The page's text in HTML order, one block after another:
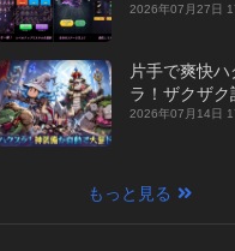
ホゲームをま
2026年07月27日
片手で爽快ハ
ラ！ザクザク
て神装備を集
【最新作
2026年07月14日
もっと見る